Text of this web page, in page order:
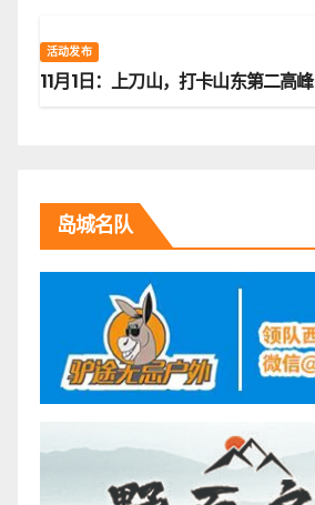
活动发布
11月1日：上刀山，打卡山东第二高峰
岛城名队